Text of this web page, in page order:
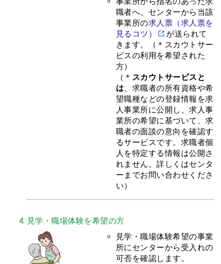
職者へ、センターから当該
事業所の求人票（求人票を
見るコツ）
が送られて
きます。（＊スカウトサー
ビスの利用を希望された
方）
（＊ スカウトサービスと
は、求職者の所有資格や希
望職種などの登録情報を求
人事業所に公開し、求人事
業所の希望に基づいて、求
職者の面談の意向を確認す
るサービスです。求職者個
人を特定する情報は公開さ
れません。詳しくはセンタ
ーまでお問い合わせくださ
い）
見学・職場体験を希望の方
見学・職場体験希望の事業
所にセンターから受入れの
可否を確認します。